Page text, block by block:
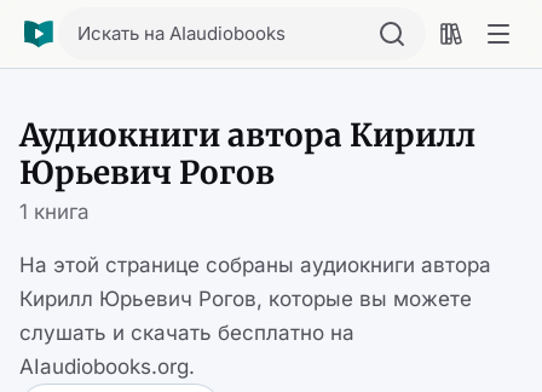
Искать на AIaudiobooks
Аудиокниги автора Кирилл
Юрьевич Рогов
1 книга
На этой странице собраны аудиокниги автора
Кирилл Юрьевич Рогов, которые вы можете
слушать и скачать бесплатно на
AIaudiobooks.org.